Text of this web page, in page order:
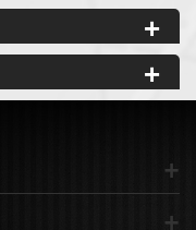
+
+
+
+